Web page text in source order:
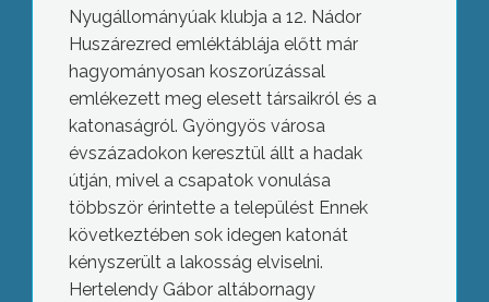
Nyugállományúak klubja a 12. Nádor
Huszárezred emléktáblája előtt már
hagyományosan koszorúzással
emlékezett meg elesett társaikról és a
katonaságról. Gyöngyös városa
évszázadokon keresztül állt a hadak
útján, mivel a csapatok vonulása
többször érintette a települést Ennek
következtében sok idegen katonát
kényszerült a lakosság elviselni.
Hertelendy Gábor altábornagy